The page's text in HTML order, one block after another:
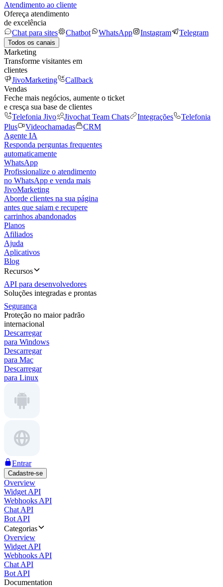
Atendimento ao cliente
Ofereça atendimento
de excelência
Chat para sites
Chatbot WhatsApp Instagram Telegram
Todos os canais
Marketing
Transforme visitantes em
clientes
JivoMarketing
Callback
Vendas
Feche mais negócios, aumente o ticket
e cresça sua base de clientes
Telefonia Jivo
Jivochat Team Chats Integrações
Telefonia
Plus
Videochamadas
CRM
Agente IA
Responda perguntas frequentes
automaticamente
WhatsApp
Profissionalize o atendimento
no WhatsApp e venda mais
JivoMarketing
Aborde clientes na sua página
antes que saiam e recupere
carrinhos abandonados
Planos
Afiliados
Ajuda
Aplicativos
Blog
Recursos
API para desenvolvedores
Soluções integradas e prontas
Segurança
Proteção no maior padrão
internacional
Descarregar
para Windows
Descarregar
para Mac
Descarregar
para Linux
Entrar
Cadastre-se
Overview
Widget API
Webhooks API
Chat API
Bot API
Categorias
Overview
Widget API
Webhooks API
Chat API
Bot API
Documentation